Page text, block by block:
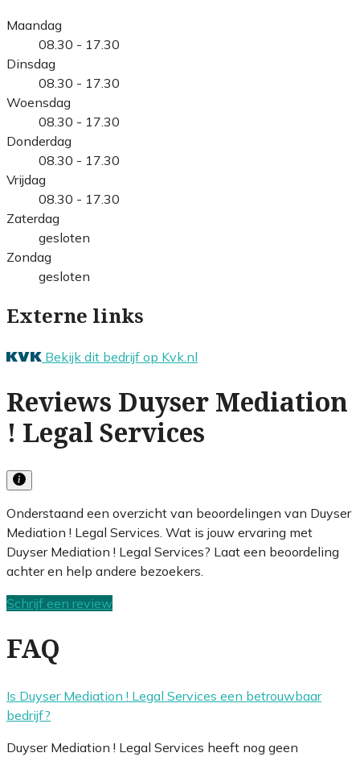
Maandag
08.30 - 17.30
Dinsdag
08.30 - 17.30
Woensdag
08.30 - 17.30
Donderdag
08.30 - 17.30
Vrijdag
08.30 - 17.30
Zaterdag
gesloten
Zondag
gesloten
Externe links
Bekijk dit bedrijf op Kvk.nl
Reviews Duyser Mediation
! Legal Services
Onderstaand een overzicht van beoordelingen van Duyser
Mediation ! Legal Services. Wat is jouw ervaring met
Duyser Mediation ! Legal Services? Laat een beoordeling
achter en help andere bezoekers.
Schrijf een review
FAQ
Is Duyser Mediation ! Legal Services een betrouwbaar
bedrijf?
Duyser Mediation ! Legal Services heeft nog geen